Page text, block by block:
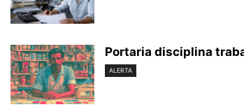
Portaria disciplina
ALERTA